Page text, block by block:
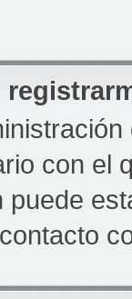
con el
puede